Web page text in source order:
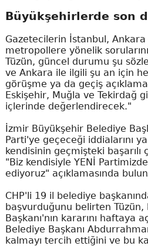
Büyükşehirlerde son
Gazetecilerin İstanbul,
metropollere yönelik
Tüzün, güncel durumu şu
ve Ankara ile ilgili şu an için
görüşme ya da geçiş
Eskişehir, Muğla ve Tekirdağ
içlerinde değerlendirecek."
İzmir Büyükşehir Belediye
Parti'ye geçeceği iddialarını
kendisinin geçmişteki başarılı
"Biz kendisiyle YENİ
ediyoruz" açıklamasında
CHP'li 19 il belediye
başvurduğunu belirten Tüzün,
Başkanı'nın kararını haftaya
Belediye Başkanı
kalmayı tercih ettiğini ve bu